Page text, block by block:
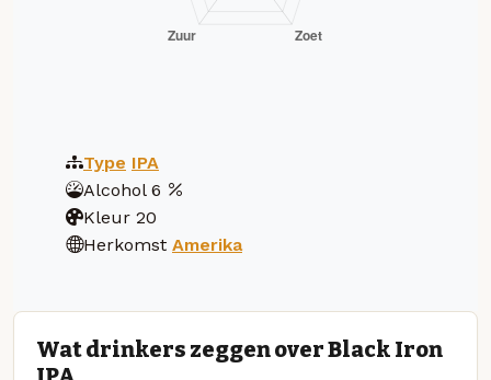
Type IPA
Alcohol 6
Kleur 20
Herkomst Amerika
Wat drinkers zeggen over Black Iron